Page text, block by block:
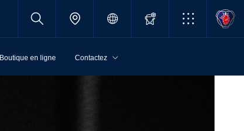
Boutique en ligne Contactez